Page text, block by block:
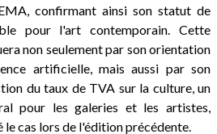
confirmant ainsi son statut de
pour l'art contemporain. Cette
non seulement par son orientation
artificielle, mais aussi par son
du taux de TVA sur la culture, un
pour les galeries et les artistes,
le cas lors de l'édition précédente.